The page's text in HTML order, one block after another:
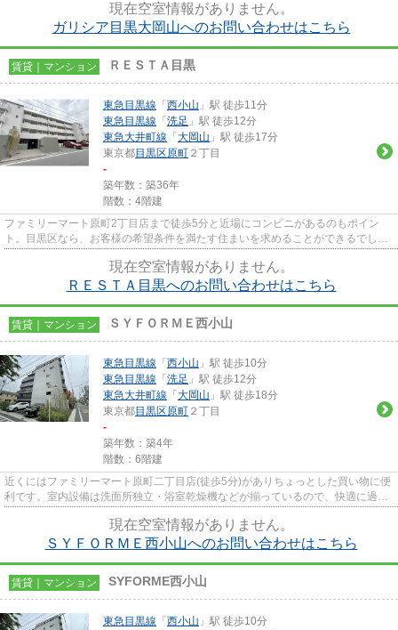
現在空室情報がありません。
ガリシア目黒大岡山へのお問い合わせはこちら
賃貸｜マンション ＲＥＳＴＡ目黒
東急目黒線 「 西小山 」駅 徒歩11分
東急目黒線 「 洗足 」駅 徒歩12分
東急大井町線 「 大岡山 」駅 徒歩17分
東京都目黒区原町 ２丁目
-
築年数：築36年
階数：4階建
ファミリーマート原町2丁目店まで徒歩5分と近場にコンビニがあるのもポイン
ト。目黒区なら、お客様の希望条件を満たす住まいを求めることができるでしょ
現在空室情報がありません。
ＲＥＳＴＡ目黒へのお問い合わせはこちら
賃貸｜マンション ＳＹＦＯＲＭＥ西小山
東急目黒線 「 西小山 」駅 徒歩10分
東急目黒線 「 洗足 」駅 徒歩12分
東急大井町線 「 大岡山 」駅 徒歩18分
東京都目黒区原町 ２丁目
-
築年数：築4年
階数：6階建
近くにはファミリーマート原町二丁目店(徒歩5分)がありちょっとした買い物に便
利です。室内設備は洗面所独立・浴室乾燥機などが揃っているので、快適に過ご
現在空室情報がありません。
ＳＹＦＯＲＭＥ西小山へのお問い合わせはこちら
賃貸｜マンション SYFORME西小山
東急目黒線 「 西小山 」駅 徒歩10分